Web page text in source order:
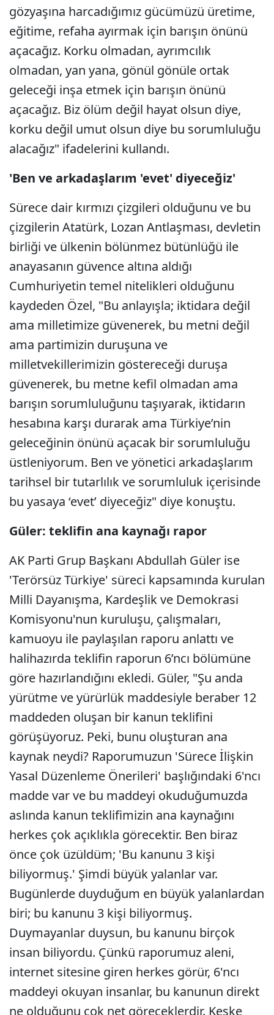
gözyaşına harcadığımız gücümüzü üretime,
eğitime, refaha ayırmak için barışın önünü
açacağız. Korku olmadan, ayrımcılık
olmadan, yan yana, gönül gönüle ortak
geleceği inşa etmek için barışın önünü
açacağız. Biz ölüm değil hayat olsun diye,
korku değil umut olsun diye bu sorumluluğu
alacağız" ifadelerini kullandı.
'Ben ve arkadaşlarım 'evet' diyeceğiz'
Sürece dair kırmızı çizgileri olduğunu ve bu
çizgilerin Atatürk, Lozan Antlaşması, devletin
birliği ve ülkenin bölünmez bütünlüğü ile
anayasanın güvence altına aldığı
Cumhuriyetin temel nitelikleri olduğunu
kaydeden Özel, "Bu anlayışla; iktidara değil
ama milletimize güvenerek, bu metni değil
ama partimizin duruşuna ve
milletvekillerimizin göstereceği duruşa
güvenerek, bu metne kefil olmadan ama
barışın sorumluluğunu taşıyarak, iktidarın
hesabına karşı durarak ama Türkiye’nin
geleceğinin önünü açacak bir sorumluluğu
üstleniyorum. Ben ve yönetici arkadaşlarım
tarihsel bir tutarlılık ve sorumluluk içerisinde
bu yasaya ‘evet’ diyeceğiz" diye konuştu.
Güler: teklifin ana kaynağı rapor
AK Parti Grup Başkanı Abdullah Güler ise
'Terörsüz Türkiye' süreci kapsamında kurulan
Milli Dayanışma, Kardeşlik ve Demokrasi
Komisyonu'nun kuruluşu, çalışmaları,
kamuoyu ile paylaşılan raporu anlattı ve
halihazırda teklifin raporun 6’ncı bölümüne
göre hazırlandığını ekledi. Güler, "Şu anda
yürütme ve yürürlük maddesiyle beraber 12
maddeden oluşan bir kanun teklifini
görüşüyoruz. Peki, bunu oluşturan ana
kaynak neydi? Raporumuzun 'Sürece İlişkin
Yasal Düzenleme Önerileri' başlığındaki 6'ncı
madde var ve bu maddeyi okuduğumuzda
aslında kanun teklifimizin ana kaynağını
herkes çok açıklıkla görecektir. Ben biraz
önce çok üzüldüm; 'Bu kanunu 3 kişi
biliyormuş.' Şimdi büyük yalanlar var.
Bugünlerde duyduğum en büyük yalanlardan
biri; bu kanunu 3 kişi biliyormuş.
Duymayanlar duysun, bu kanunu birçok
insan biliyordu. Çünkü raporumuz aleni,
internet sitesine giren herkes görür, 6'ncı
maddeyi okuyan insanlar, bu kanunun direkt
ne olduğunu çok net göreceklerdir. Keşke